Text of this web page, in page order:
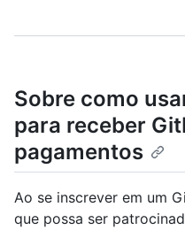
Sobre como
para receber
pagamentos
Ao se inscrever em um
que possa ser